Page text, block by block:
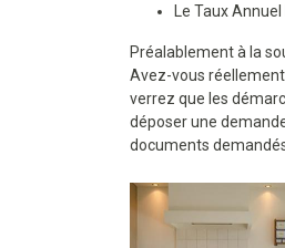
Le Taux
Préalablement à la
Avez-vous
verrez que les
déposer une
documents